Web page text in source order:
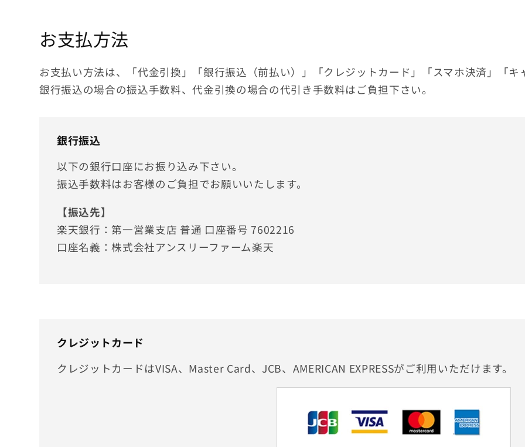
お支払方法
お支払い方法は、「代金引換」「銀行振込（前払い）」「クレジットカード」「スマホ決済」「キ
銀行振込の場合の振込手数料、代金引換の場合の代引き手数料はご負担下さい。
銀行振込
以下の銀行口座にお振り込み下さい。
振込手数料はお客様のご負担でお願いいたします。
【振込先】
楽天銀行：第一営業支店 普通 口座番号 7602216
口座名義：株式会社アンスリーファーム楽天
クレジットカード
クレジットカードはVISA、Master Card、JCB、AMERICAN EXPRESSがご利用いただけます。